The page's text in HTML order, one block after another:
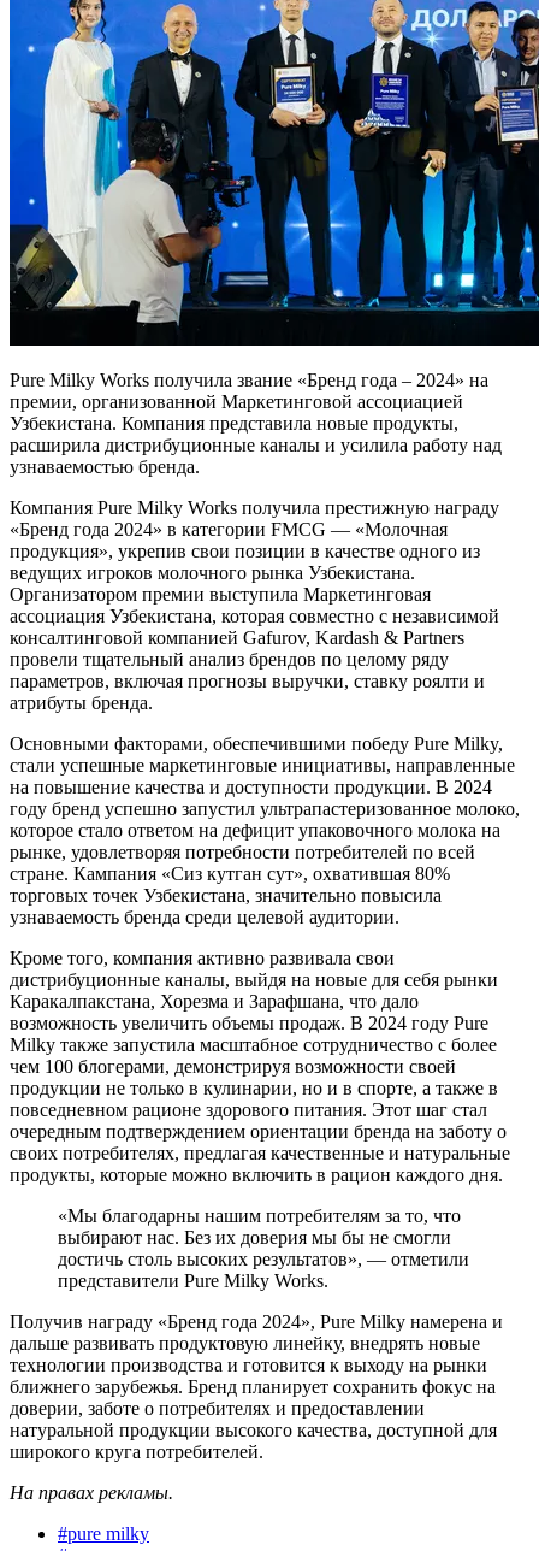
Pure Milky Works получила звание «Бренд года – 2024» на
премии, организованной Маркетинговой ассоциацией
Узбекистана. Компания представила новые продукты,
расширила дистрибуционные каналы и усилила работу над
узнаваемостью бренда.
Компания Pure Milky Works получила престижную награду
«Бренд года 2024» в категории FMCG — «Молочная
продукция», укрепив свои позиции в качестве одного из
ведущих игроков молочного рынка Узбекистана.
Организатором премии выступила Маркетинговая
ассоциация Узбекистана, которая совместно с независимой
консалтинговой компанией Gafurov, Kardash & Partners
провели тщательный анализ брендов по целому ряду
параметров, включая прогнозы выручки, ставку роялти и
атрибуты бренда.
Основными факторами, обеспечившими победу Pure Milky,
стали успешные маркетинговые инициативы, направленные
на повышение качества и доступности продукции. В 2024
году бренд успешно запустил ультрапастеризованное молоко,
которое стало ответом на дефицит упаковочного молока на
рынке, удовлетворяя потребности потребителей по всей
стране. Кампания «Сиз кутган сут», охватившая 80%
торговых точек Узбекистана, значительно повысила
узнаваемость бренда среди целевой аудитории.
Кроме того, компания активно развивала свои
дистрибуционные каналы, выйдя на новые для себя рынки
Каракалпакстана, Хорезма и Зарафшана, что дало
возможность увеличить объемы продаж. В 2024 году Pure
Milky также запустила масштабное сотрудничество с более
чем 100 блогерами, демонстрируя возможности своей
продукции не только в кулинарии, но и в спорте, а также в
повседневном рационе здорового питания. Этот шаг стал
очередным подтверждением ориентации бренда на заботу о
своих потребителях, предлагая качественные и натуральные
продукты, которые можно включить в рацион каждого дня.
«Мы благодарны нашим потребителям за то, что
выбирают нас. Без их доверия мы бы не смогли
достичь столь высоких результатов», — отметили
представители Pure Milky Works.
Получив награду «Бренд года 2024», Pure Milky намерена и
дальше развивать продуктовую линейку, внедрять новые
технологии производства и готовится к выходу на рынки
ближнего зарубежья. Бренд планирует сохранить фокус на
доверии, заботе о потребителях и предоставлении
натуральной продукции высокого качества, доступной для
широкого круга потребителей.
На правах рекламы.
#pure milky